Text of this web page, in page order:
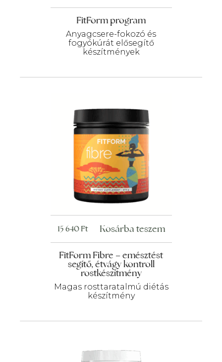
FitForm program
Anyagcsere-fokozó és
fogyókúrát elősegítő
készítmények
FitForm Fibre – emésztést
segítő, étvágy kontroll
rostkészítmény
Magas rosttaratalmú diétás
készítmény
15 640Ft Kosárba teszem